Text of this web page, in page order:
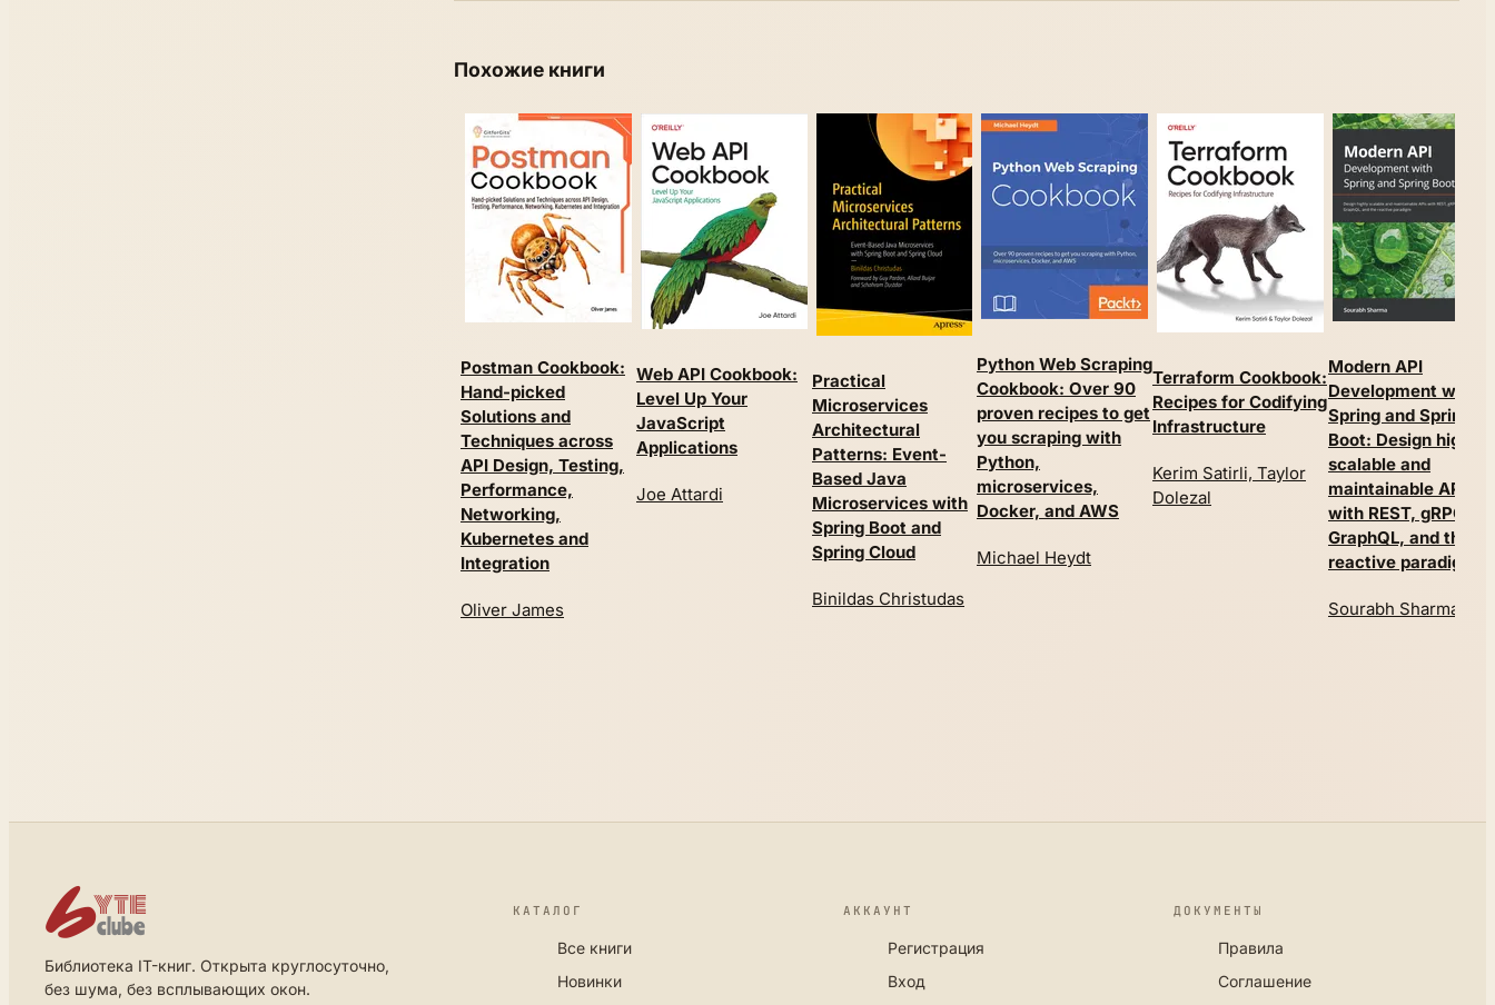
Похожие книги
Postman Cookbook:
Hand-picked
Solutions and
Techniques across
API Design, Testing,
Performance,
Networking,
Kubernetes and
Integration
Oliver James
Web API Cookbook:
Level Up Your
JavaScript
Applications
Joe Attardi
Practical
Microservices
Architectural
Patterns: Event-
Based Java
Microservices with
Spring Boot and
Spring Cloud
Binildas Christudas
Python Web Scraping
Cookbook: Over 90
proven recipes to get
you scraping with
Python,
microservices,
Docker, and AWS
Michael Heydt
Terraform Cookbook:
Recipes for Codifying
Infrastructure
Kerim Satirli, Taylor
Dolezal
Modern API
Development with
Spring and Spring
Boot: Design highly
scalable and
maintainable APIs
with REST, gRPC,
GraphQL, and the
reactive paradigm
Sourabh Sharma
Библиотека IT-книг. Открыта круглосуточно,
без шума, без всплывающих окон.
КАТАЛОГ
Все книги
Новинки
АККАУНТ
Регистрация
Вход
ДОКУМЕНТЫ
Правила
Соглашение